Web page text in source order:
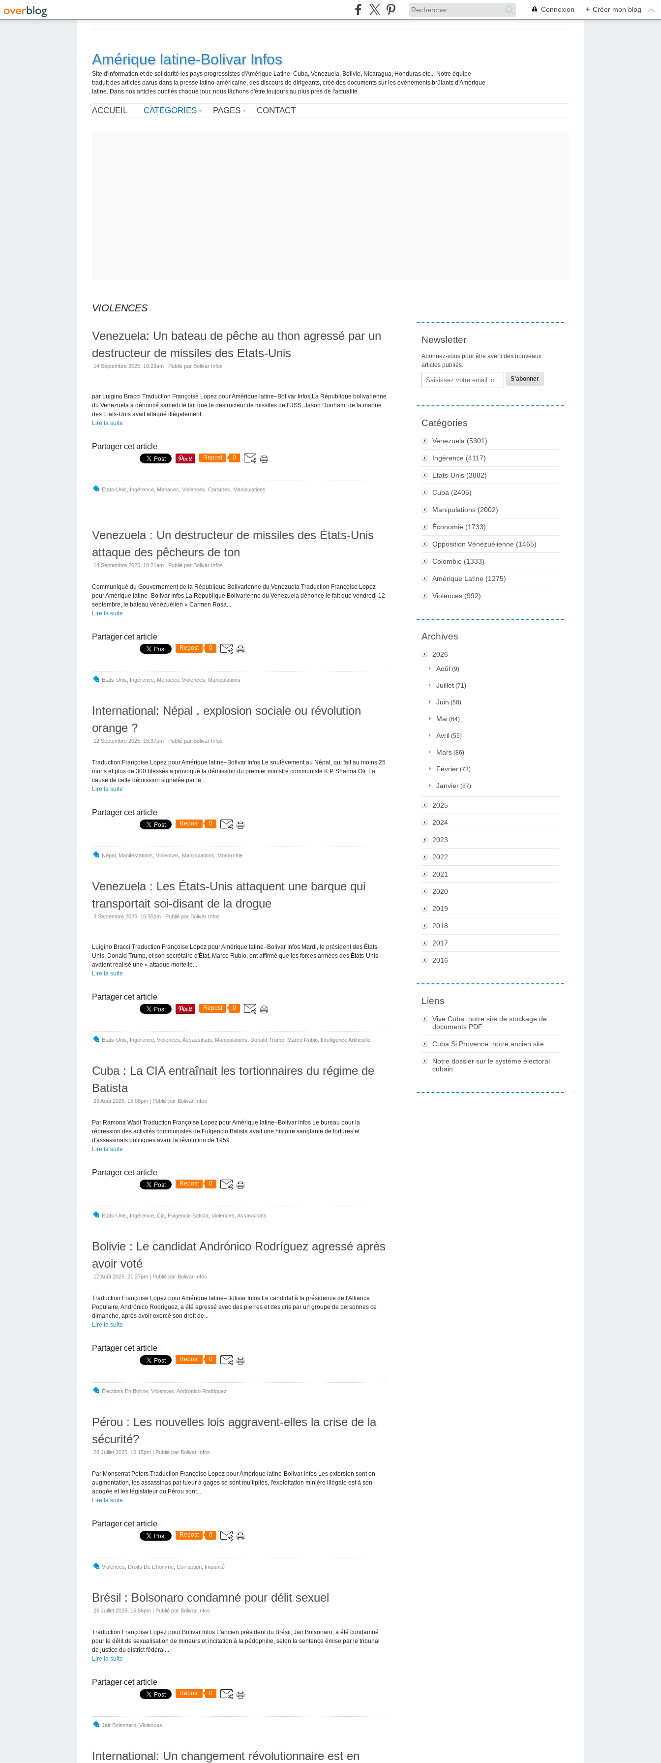
Connexion + Créer mon blog
Amérique latine-Bolivar Infos
Site d'information et de solidarité les pays progressistes d'Amérique Latine: Cuba, Venezuela, Bolivie, Nicaragua, Honduras etc... Notre équipe
traduit des articles parus dans la presse latino-américaine, des discours de dirigeants, créé des documents sur les événements brûlants d'Amérique
latine. Dans nos articles publiés chaque jour, nous tâchons d'être toujours au plus près de l'actualité
ACCUEIL CATÉGORIES PAGES CONTACT
VIOLENCES
Venezuela: Un bateau de pêche au thon agressé par un
destructeur de missiles des Etats-Unis
14 Septembre 2025, 10:23am | Publié par Bolivar Infos
par Luigino Bracci Traduction Françoise Lopez pour Amérique latine–Bolivar Infos La République bolivarienne
du Venezuela a dénoncé samedi le fait que le destructeur de missiles de l'USS, Jason Dunham, de la marine
des Etats-Unis avait attaqué illégalement...
Lire la suite
Partager cet article
Repost 0
Etats-Unis Ingérence Menaces Violences Caraïbes Manipulations
Venezuela : Un destructeur de missiles des États-Unis
attaque des pêcheurs de ton
14 Septembre 2025, 10:21am | Publié par Bolivar Infos
Communiqué du Gouvernement de la République Bolivarienne du Venezuela Traduction Françoise Lopez
pour Amérique latine–Bolivar Infos La République Bolivarienne du Venezuela dénonce le fait que vendredi 12
septembre, le bateau vénézuélien « Carmen Rosa...
Lire la suite
Partager cet article
Repost 0
Etats-Unis Ingérence Menaces Violences Manipulations
International: Népal , explosion sociale ou révolution
orange ?
12 Septembre 2025, 15:37pm | Publié par Bolivar Infos
Traduction Françoise Lopez pour Amérique latine–Bolivar Infos Le soulèvement au Népal, qui fait au moins 25
morts et plus de 300 blessés a provoqué la démission du premier ministre communiste K.P. Sharma Oli. La
cause de cette démission signalée par la...
Lire la suite
Partager cet article
Repost 0
Népal Manifestations Violences Manipulations Monarchie
Venezuela : Les États-Unis attaquent une barque qui
transportait soi-disant de la drogue
3 Septembre 2025, 15:35pm | Publié par Bolivar Infos
Luigino Bracci Traduction Françoise Lopez pour Amérique latine–Bolivar Infos Mardi, le président des États-
Unis, Donald Trump, et son secrétaire d'État, Marco Rubio, ont affirmé que les forces armées des États-Unis
avaient réalisé une « attaque mortelle...
Lire la suite
Partager cet article
Repost 0
Etats-Unis Ingérence Violences Assassinats Manipulations Donald Trump Marco Rubio Intelligence Artificielle
Cuba : La CIA entraînait les tortionnaires du régime de
Batista
29 Août 2025, 15:08pm | Publié par Bolivar Infos
Par Ramona Wadi Traduction Françoise Lopez pour Amérique latine–Bolivar Infos Le bureau pour la
répression des activités communistes de Fulgencio Batista avait une histoire sanglante de tortures et
d'assassinats politiques avant la révolution de 1959....
Lire la suite
Partager cet article
Repost 0
Etats-Unis Ingérence Cia Fulgencio Batista Violences Assassinats
Bolivie : Le candidat Andrónico Rodríguez agressé après
avoir voté
17 Août 2025, 21:27pm | Publié par Bolivar Infos
Traduction Françoise Lopez pour Amérique latine–Bolivar Infos Le candidat à la présidence de l'Alliance
Populaire, Andrónico Rodríguez, a été agressé avec des pierres et des cris par un groupe de personnes ce
dimanche, après avoir exercé son droit de...
Lire la suite
Partager cet article
Repost 0
Élections En Bolivie Violences Andronico Rodriguez
Pérou : Les nouvelles lois aggravent-elles la crise de la
sécurité?
28 Juillet 2025, 16:15pm | Publié par Bolivar Infos
Par Monserrat Peters Traduction Françoise Lopez pour Amérique latine-Bolivar Infos Les extorsion sont en
augmentation, les assassinas par tueur à gages se sont multipliés, l'exploitation minière illégale est à son
apogée et les législateur du Pérou sont...
Lire la suite
Partager cet article
Repost 0
Violences Droits De L'homme Corruption Impunité
Brésil : Bolsonaro condamné pour délit sexuel
26 Juillet 2025, 15:56pm | Publié par Bolivar Infos
Traduction Françoise Lopez pour Bolivar Infos L'ancien président du Brésil, Jair Bolsonaro, a été condamné
pour le délit de sexualisation de mineurs et incitation à la pédophilie, selon la sentence émise par le tribunal
de justice du district fédéral...
Lire la suite
Partager cet article
Repost 0
Jair Bolsonaro Violences
International: Un changement révolutionnaire est en
Newsletter
Abonnez-vous pour être averti des nouveaux
articles publiés.
Email
Catégories
Venezuela (5301)
Ingérence (4117)
Etats-Unis (3882)
Cuba (2405)
Manipulations (2002)
Économie (1733)
Opposition Vénézuélienne (1465)
Colombie (1333)
Amérique Latine (1275)
Violences (992)
Archives
2026
Août (9)
Juillet (71)
Juin (58)
Mai (64)
Avril (55)
Mars (86)
Février (73)
Janvier (87)
2025
2024
2023
2022
2021
2020
2019
2018
2017
2016
Liens
Vive Cuba: notre site de stockage de
documents PDF
Cuba Si Provence: notre ancien site
Notre dossier sur le système électoral
cubain